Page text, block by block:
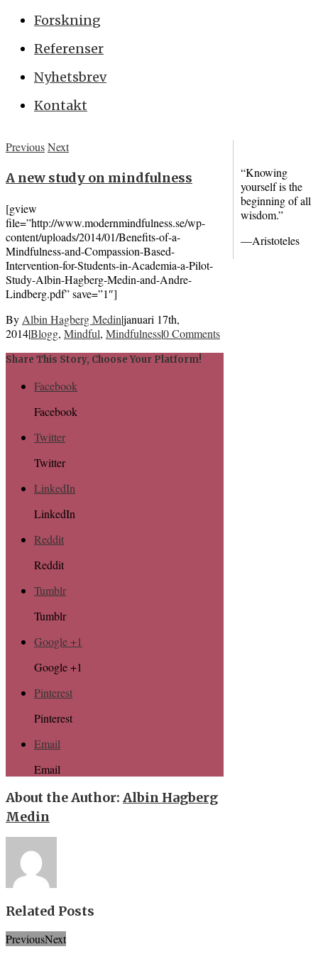
Forskning
Referenser
Nyhetsbrev
Kontakt
PreviousNext
A new study on mindfulness
[gview
file=”http://www.modernmindfulness.se/wp-
content/uploads/2014/01/Benefits-of-a-
Mindfulness-and-Compassion-Based-
Intervention-for-Students-in-Academia-a-Pilot-
Study-Albin-Hagberg-Medin-and-Andre-
Lindberg.pdf” save=”1″]
By Albin Hagberg Medin|januari 17th,
2014|Blogg, Mindful, Mindfulness|0 Comments
Share This Story, Choose Your Platform!
Facebook
Facebook
Twitter
Twitter
LinkedIn
LinkedIn
Reddit
Reddit
Tumblr
Tumblr
Google +1
Google +1
Pinterest
Pinterest
Email
Email
About the Author: Albin Hagberg
Medin
Related Posts
PreviousNext
“Knowing
yourself is the
beginning of all
wisdom.”
—Aristoteles